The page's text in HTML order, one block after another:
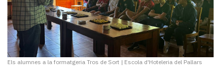
Els alumnes a la formatgeria Tros de Sort | Escola d'Hoteleria del Pallars